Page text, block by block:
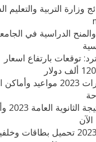
وزارة التربية والتعليم
الدراسية في
توقعات بارتفاع اسعار
اختبارات القدرات 2023 مواعيد
موعد
صور رمضان 2023 تحميل بطاقات